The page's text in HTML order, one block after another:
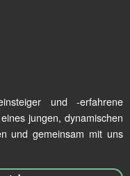
und -erfahrene
jungen, dynamischen
und gemeinsam mit uns